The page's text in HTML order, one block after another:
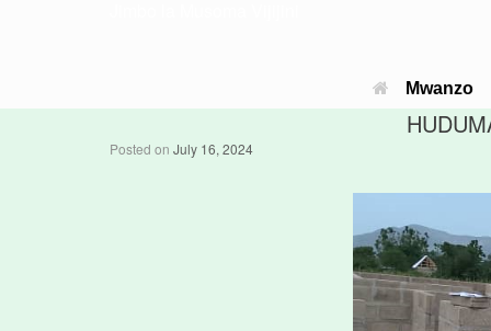
Mwanzo
Posted on July 16, 2024